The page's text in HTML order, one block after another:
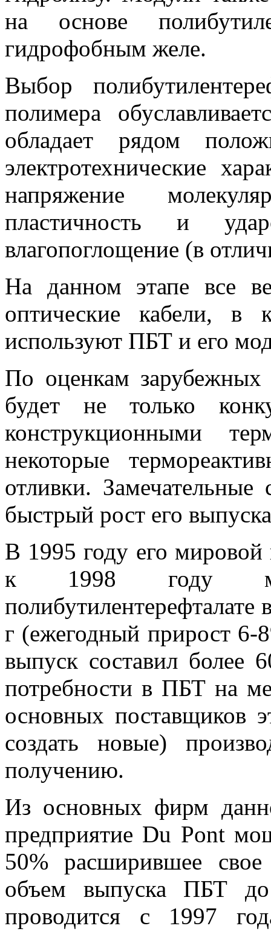
на основе
гидрофобным желе.
Выбор
полимера
обладает рядом
электротехнические
напряжение
пластичность и
влагопоглощение (в
На данном этапе все
оптические кабели, в
используют ПБТ и его
По оценкам
будет не только
конструкционными
некоторые
отливки. Замечательные
быстрый рост его
В 1995 году его мировой
к 1998 году
г (ежегодный прирост 6-
выпуск составил более
потребности в ПБТ на
основных поставщиков
создать новые)
получению.
Из основных фирм
предприятие Du Pont
50% расширившее
объем выпуска ПБТ
проводится с 1997